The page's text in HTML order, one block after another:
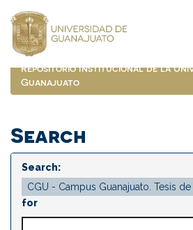
navigation
Repositorio Institucional de la
Guanajuato
Search
Search:
for